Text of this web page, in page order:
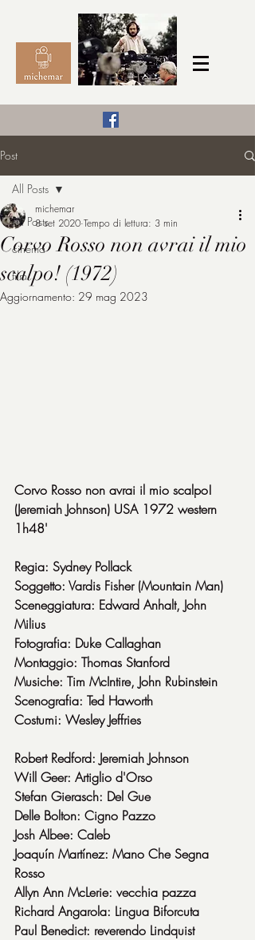
michemar
Post
All Posts
cinema
film
All Posts
Corvo Rosso non avrai il mio
scalpo! (1972)
michemar
8 set 2020 Tempo di lettura: 3 min
Aggiornamento: 29 mag 2023
Corvo Rosso non avrai il mio scalpo!
(Jeremiah Johnson) USA 1972 western
1h48'
Regia: Sydney Pollack
Soggetto: Vardis Fisher (Mountain Man)
Sceneggiatura: Edward Anhalt, John
Milius
Fotografia: Duke Callaghan
Montaggio: Thomas Stanford
Musiche: Tim McIntire, John Rubinstein
Scenografia: Ted Haworth
Costumi: Wesley Jeffries
Robert Redford: Jeremiah Johnson
Will Geer: Artiglio d'Orso
Stefan Gierasch: Del Gue
Delle Bolton: Cigno Pazzo
Josh Albee: Caleb
Joaquín Martínez: Mano Che Segna
Rosso
Allyn Ann McLerie: vecchia pazza
Richard Angarola: Lingua Biforcuta
Paul Benedict: reverendo Lindquist